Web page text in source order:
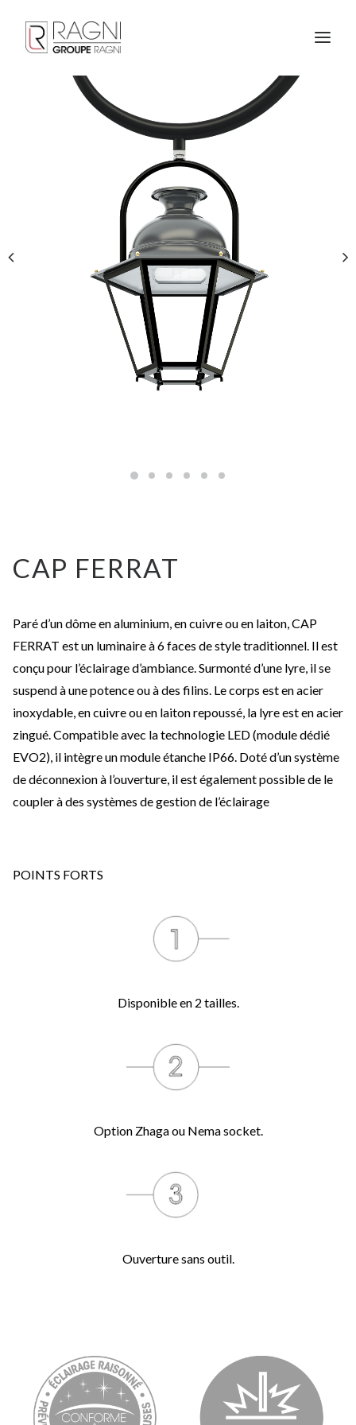
CAP FERRAT
Paré d’un dôme en aluminium, en cuivre ou en laiton, CAP
FERRAT est un luminaire à 6 faces de style traditionnel. Il est
conçu pour l’éclairage d’ambiance. Surmonté d’une lyre, il se
suspend à une potence ou à des filins. Le corps est en acier
inoxydable, en cuivre ou en laiton repoussé, la lyre est en acier
zingué. Compatible avec la technologie LED (module dédié
EVO2), il intègre un module étanche IP66. Doté d’un système
de déconnexion à l’ouverture, il est également possible de le
coupler à des systèmes de gestion de l’éclairage
POINTS FORTS
Disponible en 2 tailles.
Option Zhaga ou Nema socket.
Ouverture sans outil.